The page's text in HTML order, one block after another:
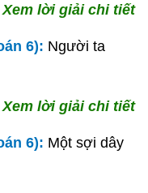
Xem lời giải chi tiết
6): Người ta
Xem lời giải chi tiết
6): Một sợi dây